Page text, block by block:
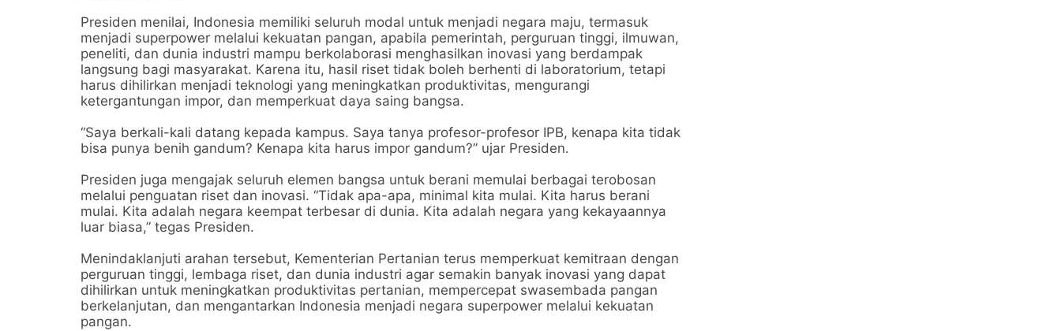
Presiden menilai, Indonesia memiliki seluruh modal untuk menjadi negara maju, termasuk
menjadi superpower melalui kekuatan pangan, apabila pemerintah, perguruan tinggi, ilmuwan,
peneliti, dan dunia industri mampu berkolaborasi menghasilkan inovasi yang berdampak
langsung bagi masyarakat. Karena itu, hasil riset tidak boleh berhenti di laboratorium, tetapi
harus dihilirkan menjadi teknologi yang meningkatkan produktivitas, mengurangi
ketergantungan impor, dan memperkuat daya saing bangsa.
“Saya berkali-kali datang kepada kampus. Saya tanya profesor-profesor IPB, kenapa kita tidak
bisa punya benih gandum? Kenapa kita harus impor gandum?” ujar Presiden.
Presiden juga mengajak seluruh elemen bangsa untuk berani memulai berbagai terobosan
melalui penguatan riset dan inovasi. “Tidak apa-apa, minimal kita mulai. Kita harus berani
mulai. Kita adalah negara keempat terbesar di dunia. Kita adalah negara yang kekayaannya
luar biasa,” tegas Presiden.
Menindaklanjuti arahan tersebut, Kementerian Pertanian terus memperkuat kemitraan dengan
perguruan tinggi, lembaga riset, dan dunia industri agar semakin banyak inovasi yang dapat
dihilirkan untuk meningkatkan produktivitas pertanian, mempercepat swasembada pangan
berkelanjutan, dan mengantarkan Indonesia menjadi negara superpower melalui kekuatan
pangan.